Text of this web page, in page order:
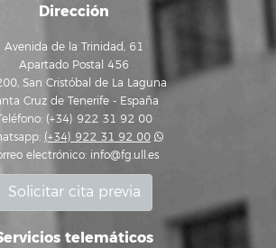
Dirección
Avenida de la Trinidad, 61
Apartado Postal 456
San Cristóbal de La Laguna
Cruz de Tenerife - España
(+34) 922 31 92 00
(+34) 922 31 92 00
electrónico: info@fg.ull.es
Solicitar cita previa
telemáticos